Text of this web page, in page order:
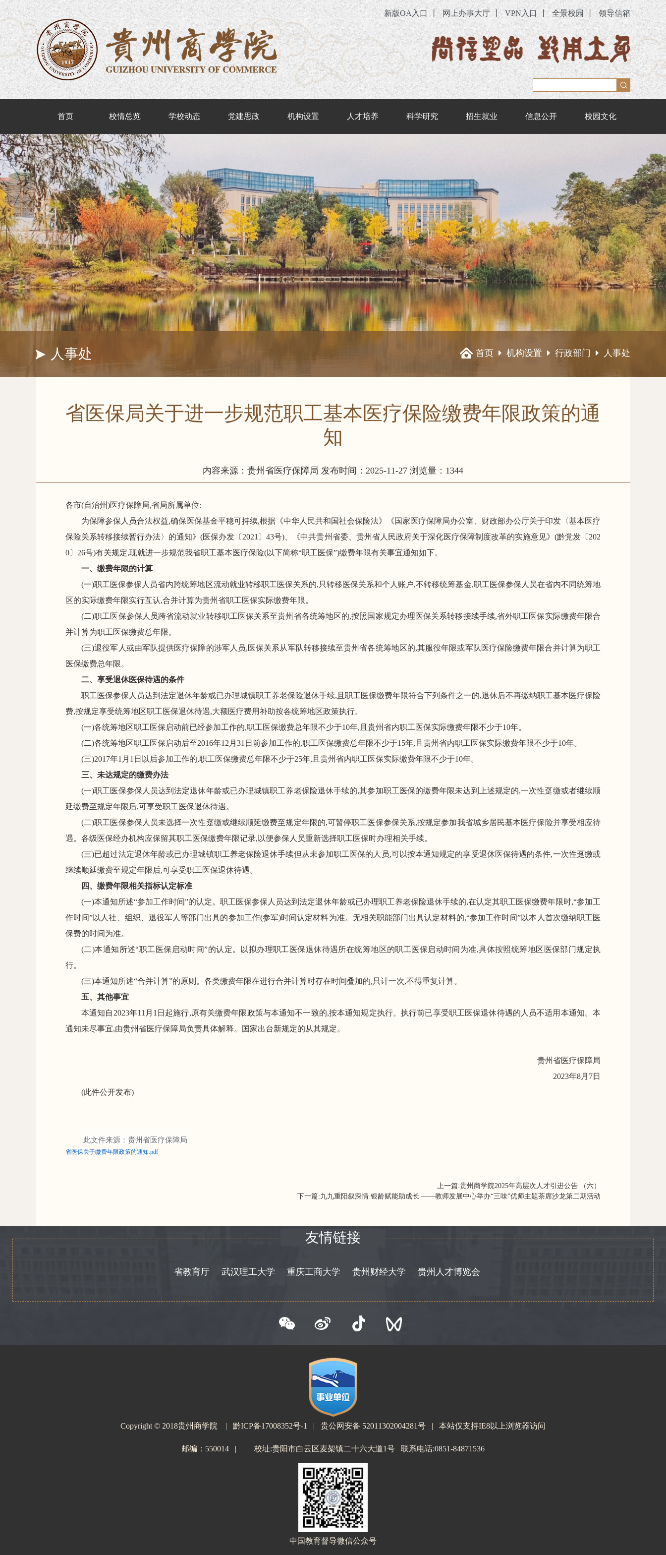
新版OA入口 丨 网上办事大厅 丨 VPN入口 丨 全景校园 丨 领导信箱
首页 校情总览 学校动态 党建思政 机构设置 人才培养 科学研究 招生就业 信息公开 校园文化
人事处 首页 机构设置 行政部门 人事处
省医保局关于进一步规范职工基本医疗保险缴费年限政策的通
知
内容来源：贵州省医疗保障局 发布时间：2025-11-27 浏览量：1344
各市(自治州)医疗保障局,省局所属单位:
为保障参保人员合法权益,确保医保基金平稳可持续,根据《中华人民共和国社会保险法》 《国家医疗保障局办公室、财政部办公厅关于印发 〈基本医疗
保险关系转移接续暂行办法〉 的通知》(医保办发 〔 2021 〕43号)、 《中共贵州省委、贵州省人民政府关于深化医疗保障制度改革的实施意见》(黔党发〔 202
0〕 26号)有关规定,现就进一步规范我省职工基本医疗保险(以下简称“职工医保”)缴费年限有关事宜通知如下。
一、缴费年限的计算
(一)职工医保参保 人员省内跨统筹地区流动就业转移职工 医保关系的,只转移医保关系和个人账户,不转移统筹基金,职工 医保参保人员在省内不同统筹地
区的实际缴费年限实行互认,合并计算为贵州省职工医保实际缴费年限。
(二)职工医保参保人 员跨省流动就业转移职工医保关系至贵州省各统筹地区的,按照国家规定办理医保关系转移接续手续,省外职工医保实际缴费年限合
并计算为职工医保缴费总年限。
(三)退役军人或由军队提供医疗保障的涉军人员,医保关系从军队转移接续至贵州省各统筹地区的,其服役年限或军队医疗保险缴费年限合并计算为职工
医保缴费总年限。
二、享受退休医保待遇的条件
职工医保参保人员达到法定退休年龄或已办理城镇职工养老保险退休手续, 且 职工医保缴费年限符合下列条件之一的,退休后不再缴纳职工基本医疗保险
费,按规定享受统筹地区职工医保退休待遇,大额医疗费用补助按各统筹地区政策执行。
(一)各统筹地区职工医保启动前已经参加工作的,职工医保缴费总年限不少于10年,且贵州省内职工医保实际缴费年限不少于10年。
(二)各统筹地区职工医保启动后至2016年12 月 31 日前参加工作的,职工医保缴费总年限不少于15年,且贵州省内职工医保实际缴费年限不少于10年。
(三)2017年1 月 1 日以后参加工作的,职工医保缴费总年限不少于25年,且贵州省内职工医保实际缴费年限不少于10年。
三、未达规定的缴费办法
(一)职工医保参保人员达到法定退休年龄或已办理城镇职工养老保险退休手续的,其参加职工医保的缴费年限未达到上述规定的,一次性趸缴或者继续顺
延缴费至规定年限后,可享受职工医保退休待遇。
(二)职工医保参保人员未选择一次性趸缴或继续顺延缴费至规定年限的,可暂停职工医保参保关系,按规定参加我省城乡居民基本医疗保险并享受相应待
遇。各级医保经办机构应保留其职工医保缴费年限记录,以便参保人 员重新选择职工医保时办理相关手续。
(三)已超过法定退休年龄或已办理城镇职工养老保险退休手续但从未参加职工医保的人员,可以按本通知规定的享受退休医保待遇的条件,一次性趸缴或
继续顺延缴费至规定年限后,可享受职工医保退休待遇。
四、缴费年限相关指标认定标准
(一)本通知所述“参加工作时间”的认定。职工医保参保人员达到法定退休年龄或已办理职工养老保险退休手续的,在认定其职工 医保缴费年限时,“参加工
作时间”以人社、组织、退役军人等部门出具的参加工作(参军)时间认定材料为准。无相关职能部门出具认定材料的,“参加工作时间”以本人 首次缴纳职工医
保费的时间为准。
(二)本通知 所述“职工医保启动时间”的认定。 以拟办理职工医保退休待遇所在统筹地区的职工医保启动时间为准,具体按照统筹地区 医保部门规定执
行。
(三)本通知所述“合并计算”的原则。 各类缴费年限在进行合并计算时存在时间叠加的,只计一次,不得重复计算。
五、其他事宜
本通知自 2023年11 月 1 日 起施行,原有关缴费年限政策与本通知不一致的,按本通知规定执行。执行前已享受职工医保退休待遇的人员不适用本通知。本
通知未尽事宜,由贵州省医疗保障局负责具体解释。国家出台新规定的从其规定。
贵州省医疗保障局
2023年8月 7日
(此件公开发布)
此文件来源：贵州省医疗保障局
省医保关于缴费年限政策的通知.pdf
上一篇:贵州商学院2025年高层次人才引进公告 （六）
下一篇:九九重阳叙深情 银龄赋能助成长 ——教师发展中心举办“三味”优师主题茶席沙龙第二期活动
友情链接
省教育厅 武汉理工大学 重庆工商大学 贵州财经大学 贵州人才博览会
Copyright © 2018贵州商学院 | 黔ICP备17008352号-1 | 贵公网安备 52011302004281号 | 本站仅支持IE8以上浏览器访问
邮编：550014 | 校址:贵阳市白云区麦架镇二十六大道1号 联系电话:0851-84871536
中国教育督导微信公众号